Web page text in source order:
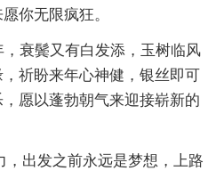
你无限疯狂。
衰鬓又有白发添，玉树临风
祈盼来年心神健，银丝即可
愿以蓬勃朝气来迎接崭新的
出发之前永远是梦想，上路